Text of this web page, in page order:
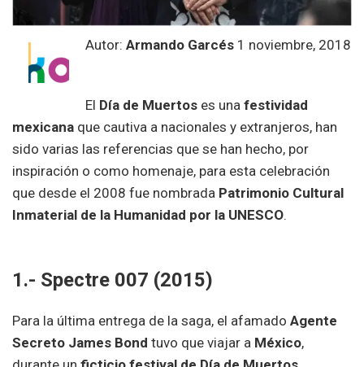
Autor: Armando Garcés 1 noviembre, 2018
El Día de Muertos es una festividad
mexicana que cautiva a nacionales y extranjeros, han
sido varias las referencias que se han hecho, por
inspiración o como homenaje, para esta celebración
que desde el 2008 fue nombrada Patrimonio Cultural
Inmaterial de la Humanidad por la UNESCO.
1.- Spectre 007 (2015)
Para la última entrega de la saga, el afamado Agente
Secreto James Bond tuvo que viajar a México,